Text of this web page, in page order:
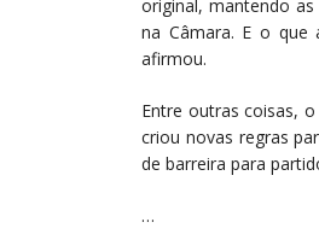
original, mantendo
na Câmara. E o que
afirmou.
Entre outras coisas,
criou novas regras
de barreira para
…